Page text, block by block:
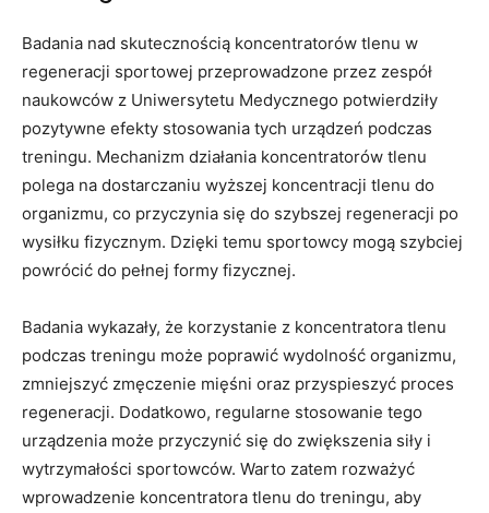
Badania nad skutecznością koncentratorów tlenu w
regeneracji sportowej przeprowadzone przez zespół
naukowców z Uniwersytetu Medycznego potwierdziły
pozytywne efekty stosowania tych​ urządzeń podczas
treningu.‌ Mechanizm⁤ działania koncentratorów tlenu
polega na dostarczaniu wyższej koncentracji tlenu⁤ do
organizmu, co przyczynia się do szybszej regeneracji po
wysiłku fizycznym. ⁣Dzięki temu ​sportowcy mogą szybciej
powrócić do pełnej ⁤formy​ fizycznej.
Badania wykazały, ‍że⁤ korzystanie z koncentratora ​tlenu
podczas treningu może⁢ poprawić wydolność⁤ organizmu,
zmniejszyć zmęczenie mięśni oraz ‌przyspieszyć ​proces
regeneracji. Dodatkowo, regularne stosowanie tego
‌urządzenia może przyczynić‍ się do zwiększenia siły i
wytrzymałości sportowców. Warto zatem rozważyć
wprowadzenie koncentratora tlenu do treningu, aby